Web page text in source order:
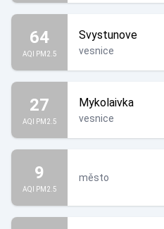
64
AQI PM2.5
Svystunove
vesnice
27
AQI PM2.5
Mykolaivka
vesnice
9
AQI PM2.5
město